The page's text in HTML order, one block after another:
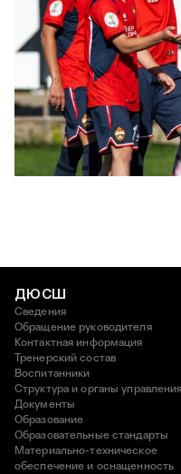
ЮФЛ: Московское дерби
3 АВГУСТА 2026 14:15
ДЮСШ
Сведения
Обращение руководителя
Контактная информация
Тренерский состав
Воспитанники
Структура и органы управления
Документы
Образование
Образовательные стандарты
Материально-техническое
обеспечение и оснащенность